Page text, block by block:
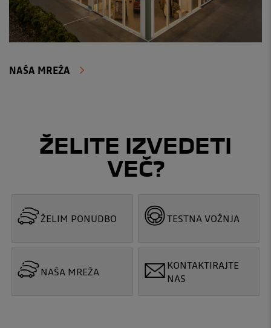
NAŠA MREŽA
ŽELITE IZVEDETI
VEČ?
ŽELIM PONUDBO TESTNA VOŽNJA
NAŠA MREŽA
KONTAKTIRAJTE
NAS